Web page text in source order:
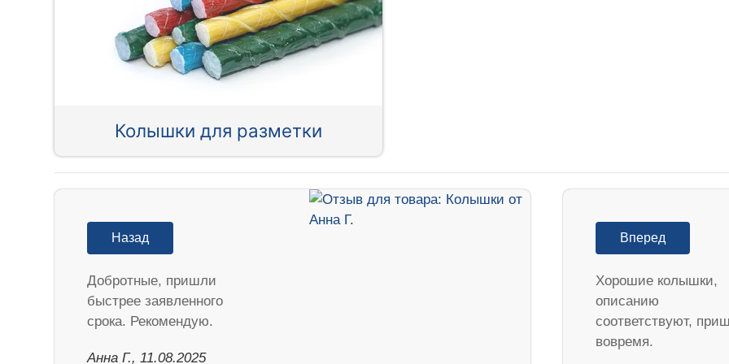
Колышки для разметки
Назад
Добротные, пришли
быстрее заявленного
срока. Рекомендую.
Анна Г., 11.08.2025
Вперед
Хорошие колышки,
описанию
соответствуют,
вовремя.